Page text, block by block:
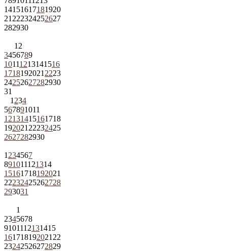
14151617181920
21 222324252627
282930
1 2
3456789
10111213141516
1718192021 2223
24252627282930
31
1 234
567891011
12131415161718
192021 22232425
2627282930
1 234567
891011121314
15161718192021
22232425262728
293031
1
2345678
9101112131415
161718192021 22
23242526272829